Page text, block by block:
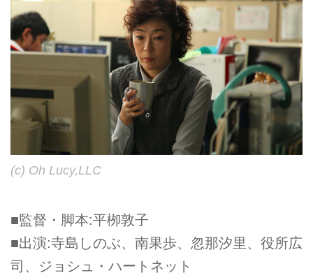
(c) Oh Lucy,LLC
■監督・脚本:平栁敦子
■出演:寺島しのぶ、南果歩、忽那汐里、役所広
司、ジョシュ・ハートネット